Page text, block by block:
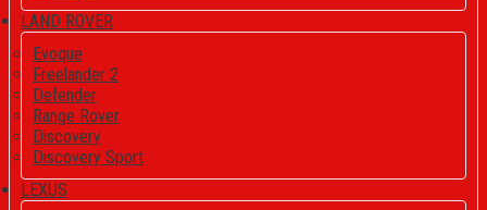
LAND ROVER
Evoque
Freelander 2
Defender
Range Rover
Discovery
Discovery Sport
LEXUS